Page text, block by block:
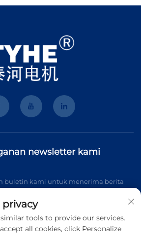
newsletter kami
buletin kami untuk menerima berita
Berlangganan
privacy
tools to provide our services.
all cookies, click Personalize